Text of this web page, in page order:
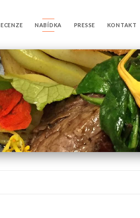
NABÍDKA PRESSE KONTAKT